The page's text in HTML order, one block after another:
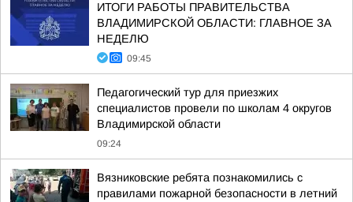
ИТОГИ РАБОТЫ ПРАВИТЕЛЬСТВА
ВЛАДИМИРСКОЙ ОБЛАСТИ: ГЛАВНОЕ ЗА
НЕДЕЛЮ
09:45
Педагогический тур для приезжих
специалистов провели по школам 4 округов
Владимирской области
09:24
Вязниковские ребята познакомились с
правилами пожарной безопасности в летний